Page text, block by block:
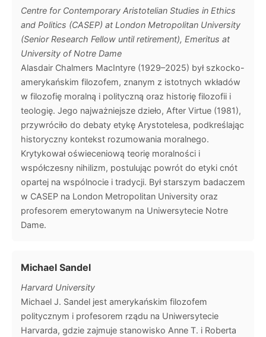
Centre for Contemporary Aristotelian Studies in Ethics
and Politics (CASEP) at London Metropolitan University
(Senior Research Fellow until retirement), Emeritus at
University of Notre Dame
Alasdair Chalmers MacIntyre (1929–2025) był szkocko-
amerykańskim filozofem, znanym z istotnych wkładów
w filozofię moralną i polityczną oraz historię filozofii i
teologię. Jego najważniejsze dzieło, After Virtue (1981),
przywróciło do debaty etykę Arystotelesa, podkreślając
historyczny kontekst rozumowania moralnego.
Krytykował oświeceniową teorię moralności i
współczesny nihilizm, postulując powrót do etyki cnót
opartej na wspólnocie i tradycji. Był starszym badaczem
w CASEP na London Metropolitan University oraz
profesorem emerytowanym na Uniwersytecie Notre
Dame.
Michael Sandel
Harvard University
Michael J. Sandel jest amerykańskim filozofem
politycznym i profesorem rządu na Uniwersytecie
Harvarda, gdzie zajmuje stanowisko Anne T. i Roberta